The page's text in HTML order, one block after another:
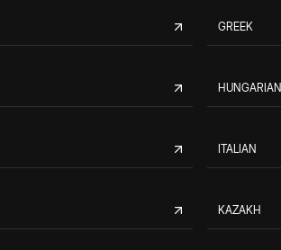
GREEK
HUNGARIAN
ITALIAN
KAZAKH